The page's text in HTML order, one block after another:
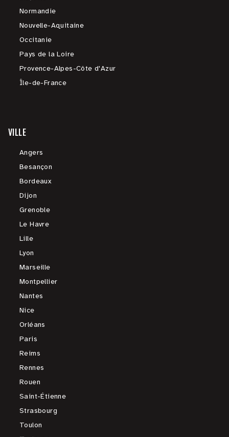
Normandie
Nouvelle-Aquitaine
Occitanie
Pays de la Loire
Provence-Alpes-Côte d'Azur
Île-de-France
VILLE
Angers
Besançon
Bordeaux
Dijon
Grenoble
Le Havre
Lille
Lyon
Marseille
Montpellier
Nantes
Nice
Orléans
Paris
Reims
Rennes
Rouen
Saint-Étienne
Strasbourg
Toulon